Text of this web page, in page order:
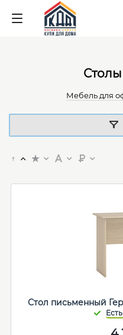
Мебель для
Стол письменный